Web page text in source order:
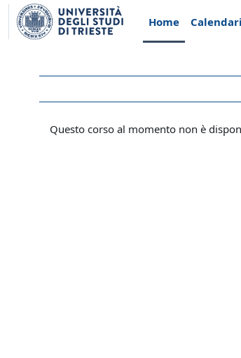
Vai al contenuto principale
Home
Questo corso al momento non è